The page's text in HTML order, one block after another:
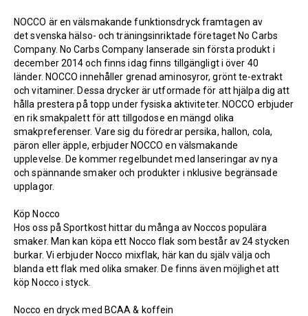
NOCCO är en välsmakande funktionsdryck framtagen av
detsvenska hälso- och träningsinriktade företaget No Carbs
Company. No Carbs Company lanserade sin första produkt i
december 2014 och finns idag finns tillgängligt i över 40
länder. NOCCO innehåller grenad aminosyror, grönt te-extrakt
och vitaminer. Dessa drycker är utformade för att hjälpa dig att
hålla prestera på topp under fysiska aktiviteter. NOCCO erbjuder
en rik smakpalett för att tillgodose en mängd olika
smakpreferenser. Vare sig du föredrar persika, hallon, cola,
päron eller äpple, erbjuder NOCCO en välsmakande
upplevelse. De kommer regelbundet med lanseringar av nya
och spännande smaker och produkter i nklusive begränsade
upplagor.
Köp Nocco
Hos oss på Sportkost hittar du många av Noccos populära
smaker. Man kan köpa ett Nocco flak som består av 24 stycken
burkar. Vi erbjuder Nocco mixflak, här kan du själv välja och
blanda ett flak med olika smaker. De finns även möjlighet att
köp Nocco i styck.
Nocco en dryck med BCAA & koffein